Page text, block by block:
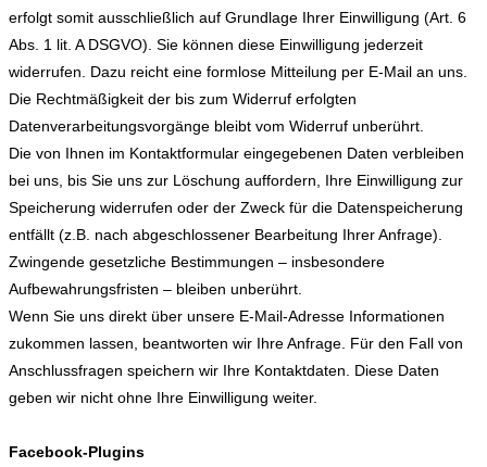
erfolgt somit ausschließlich auf Grundlage Ihrer Einwilligung (Art. 6
Abs. 1 lit. A DSGVO). Sie können diese Einwilligung jederzeit
widerrufen. Dazu reicht eine formlose Mitteilung per E-Mail an uns.
Die Rechtmäßigkeit der bis zum Widerruf erfolgten
Datenverarbeitungsvorgänge bleibt vom Widerruf unberührt.
Die von Ihnen im Kontaktformular eingegebenen Daten verbleiben
bei uns, bis Sie uns zur Löschung auffordern, Ihre Einwilligung zur
Speicherung widerrufen oder der Zweck für die Datenspeicherung
entfällt (z.B. nach abgeschlossener Bearbeitung Ihrer Anfrage).
Zwingende gesetzliche Bestimmungen – insbesondere
Aufbewahrungsfristen – bleiben unberührt.
Wenn Sie uns direkt über unsere E-Mail-Adresse Informationen
zukommen lassen, beantworten wir Ihre Anfrage. Für den Fall von
Anschlussfragen speichern wir Ihre Kontaktdaten. Diese Daten
geben wir nicht ohne Ihre Einwilligung weiter.
Facebook-Plugins